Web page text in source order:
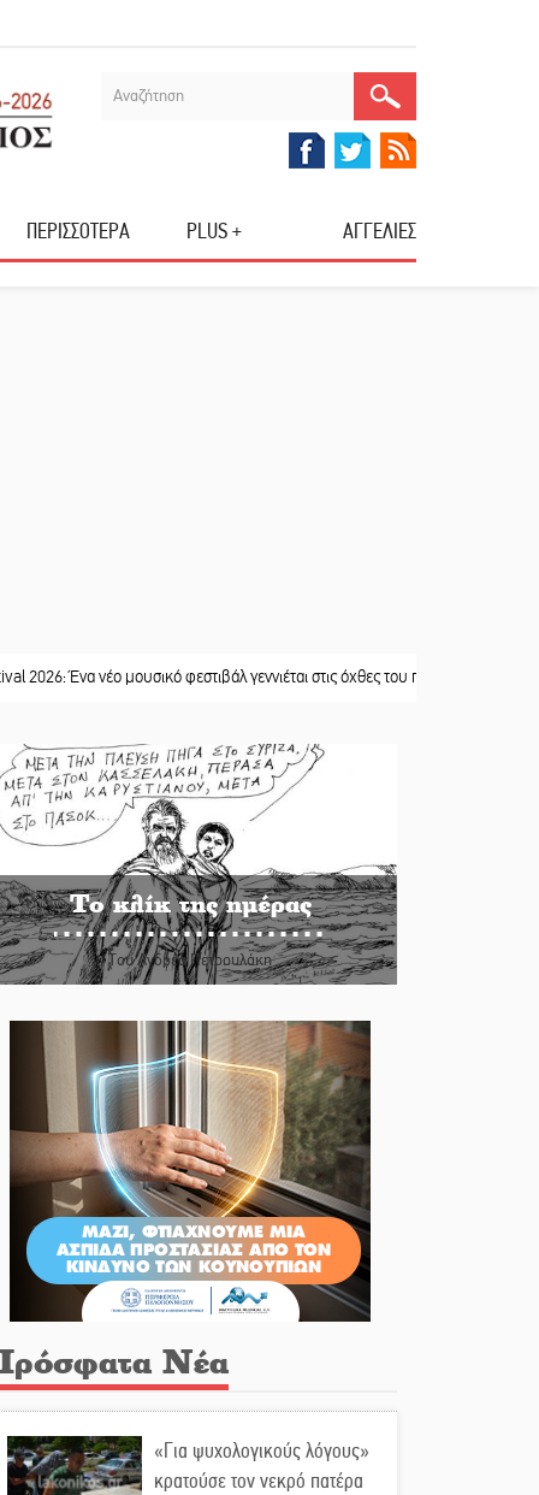
ΠΕΡΙΣΣΟΤΕΡΑ PLUS + ΑΓΓΕΛΙΕΣ
νέο μουσικό φεστιβάλ γεννιέται στις όχθες του ποταμού στο Καστόρειο
Το κλίκ της ημέρας
Του Ανδρέα Πετρουλάκη
Νέα
«Για ψυχολογικούς λόγους»
κρατούσε τον νεκρό πατέρα